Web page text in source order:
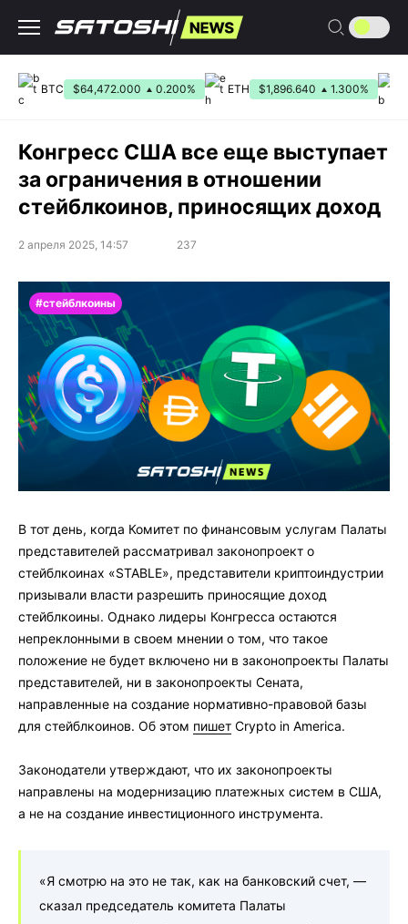
содержанию
BTC $64,472.000 0.200% ETH $1,896.640 1.300%
Конгресс США все еще выступает
за ограничения в отношении
стейблкоинов, приносящих доход
2 апреля 2025, 14:57 237
#стейблкоины
В тот день, когда Комитет по финансовым услугам Палаты
представителей рассматривал законопроект о
стейблкоинах «STABLE», представители криптоиндустрии
призывали власти разрешить приносящие доход
стейблкоины. Однако лидеры Конгресса остаются
непреклонными в своем мнении о том, что такое
положение не будет включено ни в законопроекты Палаты
представителей, ни в законопроекты Сената,
направленные на создание нормативно-правовой базы
для стейблкоинов. Об этом пишет Crypto in America.
Законодатели утверждают, что их законопроекты
направлены на модернизацию платежных систем в США,
а не на создание инвестиционного инструмента.
«Я смотрю на это не так, как на банковский счет, —
сказал председатель комитета Палаты